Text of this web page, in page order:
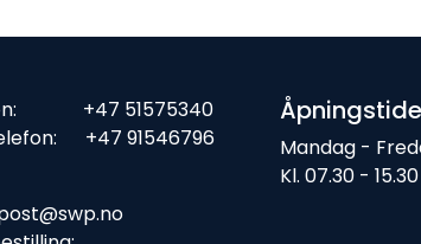
+47 51575340
+47 91546796
Mandag -
Kl. 07.30 - 15.30